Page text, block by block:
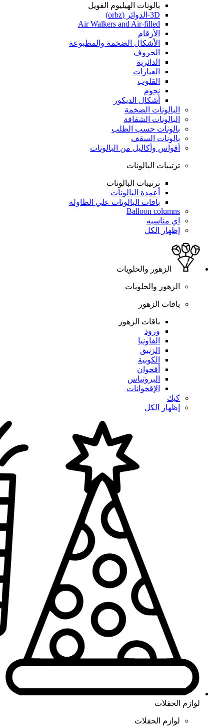
بالونات الهيليوم الفويل
3D-الدوائر (orbz)
Air Walkers and Air-filled
الأرقام
الأشكال الضخمة والمطبوعة
الحروف
الدائرية
العبارات
القلوب
نجوم
أشكال الديكور
البالونات الضخمة
البالونات الشفافة
بالونات حسب الطلب
بالونات السقف
أقواس وأكاليل من البالونات
ترتيبات البالونات
ترتيبات البالونات
أعمدة البالونات
باقات البالونات علي الطاولة
Balloon columns
اي مناسبه
إظهار الكل
الزهور والحلويات
الزهور والحلويات
باقات الزهور
باقات الزهور
ورود
الفاونيا
الزنبق
الكوبية
أقحوان
البروتياس
الإقحوانات
كيك
إظهار الكل
لوازم الحفلات
لوازم الحفلات